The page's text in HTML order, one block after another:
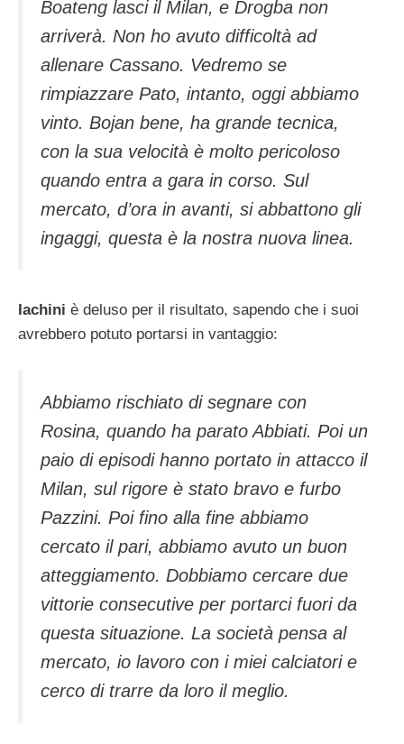
Boateng lasci il Milan, e Drogba non
arriverà. Non ho avuto difficoltà ad
allenare Cassano. Vedremo se
rimpiazzare Pato, intanto, oggi abbiamo
vinto. Bojan bene, ha grande tecnica,
con la sua velocità è molto pericoloso
quando entra a gara in corso. Sul
mercato, d’ora in avanti, si abbattono gli
ingaggi, questa è la nostra nuova linea.
Iachini è deluso per il risultato, sapendo che i suoi
avrebbero potuto portarsi in vantaggio:
Abbiamo rischiato di segnare con
Rosina, quando ha parato Abbiati. Poi un
paio di episodi hanno portato in attacco il
Milan, sul rigore è stato bravo e furbo
Pazzini. Poi fino alla fine abbiamo
cercato il pari, abbiamo avuto un buon
atteggiamento. Dobbiamo cercare due
vittorie consecutive per portarci fuori da
questa situazione. La società pensa al
mercato, io lavoro con i miei calciatori e
cerco di trarre da loro il meglio.